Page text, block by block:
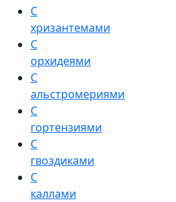
С
хризантемами
С
орхидеями
С
альстромериями
С
гортензиями
С
гвоздиками
С
каллами